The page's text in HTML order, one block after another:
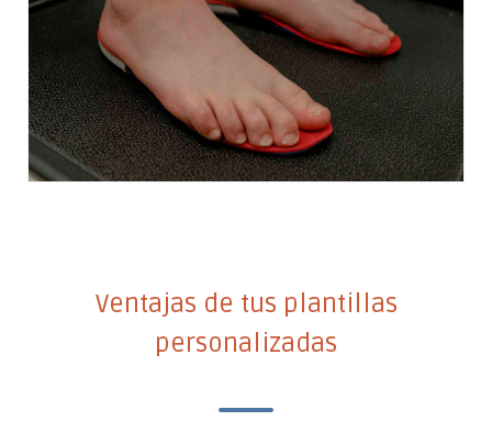
Ventajas de tus plantillas
personalizadas